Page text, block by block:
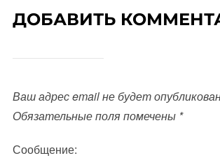
ДОБАВИТЬ
Ваш адрес email не будет
Обязательные поля помечены *
Сообщение: